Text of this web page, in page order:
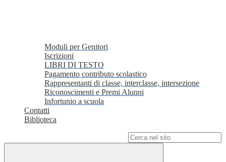
Moduli per Genitori
Iscrizioni
LIBRI DI TESTO
Pagamento contributo scolastico
Rappresentanti di classe, interclasse, intersezione
Riconoscimenti e Premi Alunni
Infortunio a scuola
Contatti
Biblioteca